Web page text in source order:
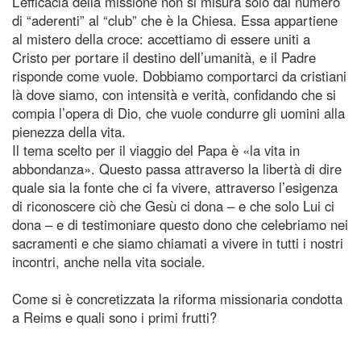
di “aderenti” al “club” che è la Chiesa. Essa appartiene
al mistero della croce: accettiamo di essere uniti a
Cristo per portare il destino dell’umanità, e il Padre
risponde come vuole. Dobbiamo comportarci da cristiani
là dove siamo, con intensità e verità, confidando che si
compia l’opera di Dio, che vuole condurre gli uomini alla
pienezza della vita.
Il tema scelto per il viaggio del Papa è «la vita in
abbondanza». Questo passa attraverso la libertà di dire
quale sia la fonte che ci fa vivere, attraverso l’esigenza
di riconoscere ciò che Gesù ci dona – e che solo Lui ci
dona – e di testimoniare questo dono che celebriamo nei
sacramenti e che siamo chiamati a vivere in tutti i nostri
incontri, anche nella vita sociale.
Come si è concretizzata la riforma missionaria condotta
a Reims e quali sono i primi frutti?